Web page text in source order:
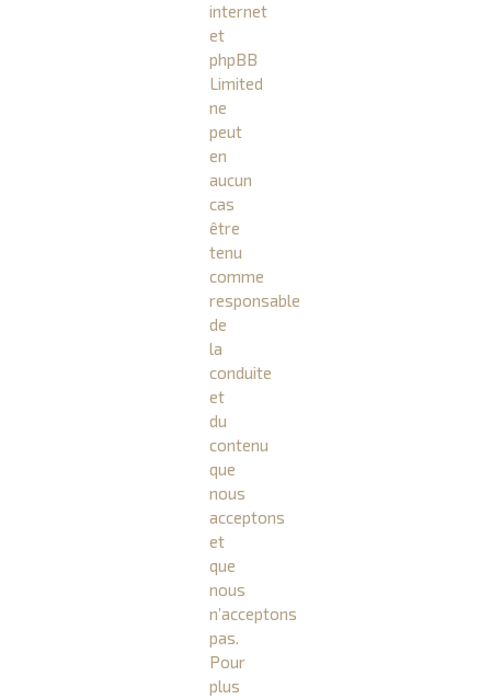
internet
et
phpBB
Limited
ne
peut
en
aucun
cas
être
tenu
comme
responsable
de
la
conduite
et
du
contenu
que
nous
acceptons
et
que
nous
n’acceptons
pas.
Pour
plus